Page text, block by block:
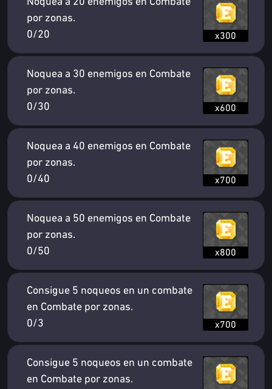
por zonas.
0/20
x300
Noquea a 30 enemigos en Combate
por zonas.
0/30
x600
Noquea a 40 enemigos en Combate
por zonas.
0/40
x700
Noquea a 50 enemigos en Combate
por zonas.
0/50
x800
Consigue 5 noqueos en un combate
en Combate por zonas.
0/3
x700
Consigue 5 noqueos en un combate
en Combate por zonas.